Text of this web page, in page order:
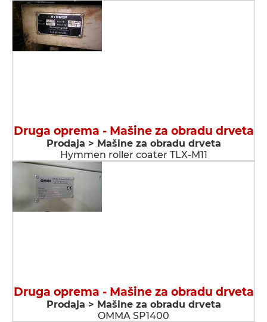
Druga oprema - Мašine za obradu drveta
Prodaja > Мašine za obradu drveta
Hymmen roller coater TLX-M11
Druga oprema - Мašine za obradu drveta
Prodaja > Мašine za obradu drveta
OMMA SP1400